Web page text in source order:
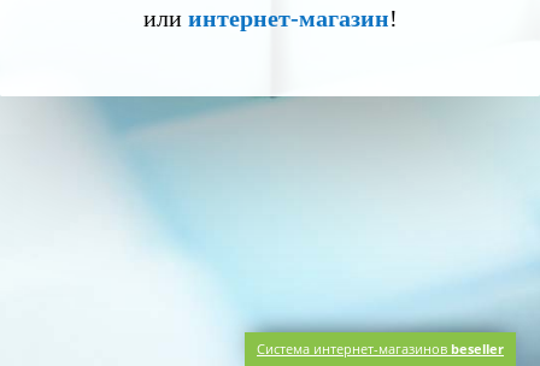
или интернет-магазин!
Система интернет-магазинов beseller